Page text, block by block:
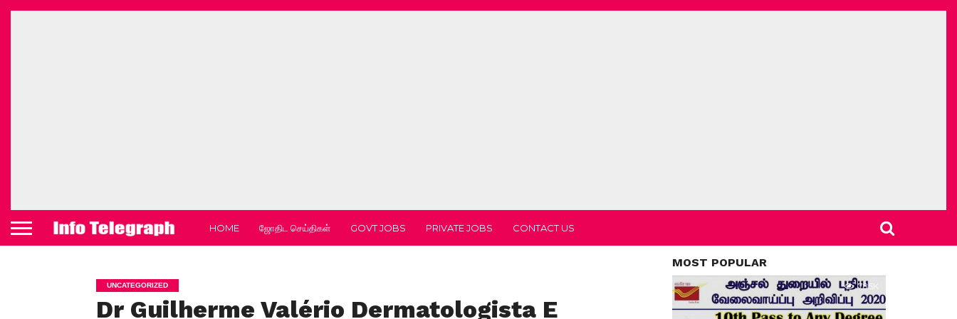
HOME ஜோதிட செய்திகள் GOVT JOBS PRIVATE JOBS CONTACT US
UNCATEGORIZED
Dr Guilherme Valério Dermatologista E
MOST POPULAR
78.5K